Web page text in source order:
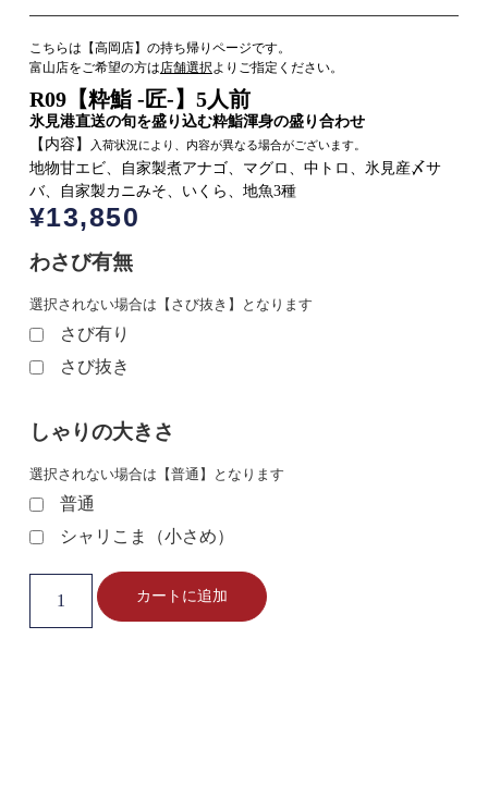
こちらは【高岡店】の持ち帰りページです。
富山店をご希望の方は店舗選択よりご指定ください。
R09【粋鮨 -匠-】5人前
氷見港直送の旬を盛り込む粋鮨渾身の盛り合わせ
【内容】
入荷状況により、内容が異なる場合がございます。
地物甘エビ、自家製煮アナゴ、マグロ、中トロ、氷見産〆サ
バ、自家製カニみそ、いくら、地魚3種
¥13,850
わさび有無
選択されない場合は【さび抜き】となります
さび有り
さび抜き
しゃりの大きさ
選択されない場合は【普通】となります
普通
シャリこま（小さめ）
カートに追加